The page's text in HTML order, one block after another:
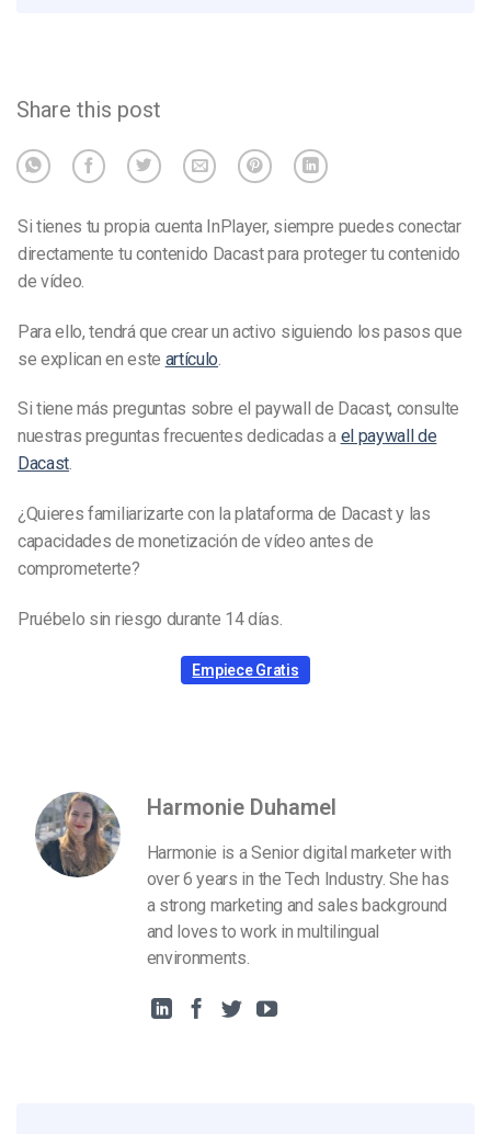
Share this post
Si tienes tu propia cuenta InPlayer, siempre puedes conectar
directamente tu contenido Dacast para proteger tu contenido
de vídeo.
Para ello, tendrá que crear un activo siguiendo los pasos que
se explican en este artículo
Si tiene más preguntas sobre el paywall de Dacast, consulte
nuestras preguntas frecuentes dedicadas a el paywall de
Dacast.
¿Quieres familiarizarte con la plataforma de Dacast y las
capacidades de monetización de vídeo antes de
comprometerte?
Pruébelo sin riesgo durante 14 días.
Empiece Gratis
Harmonie Duhamel
Harmonie is a Senior digital marketer with
over 6 years in the Tech Industry. She has
a strong marketing and sales background
and loves to work in multilingual
environments.